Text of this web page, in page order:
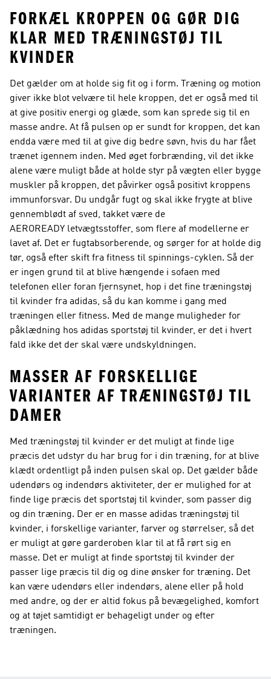
FORKÆL KROPPEN OG GØR DIG
KLAR MED TRÆNINGSTØJ TIL
KVINDER
Det gælder om at holde sig fit og i form. Træning og motion
giver ikke blot velvære til hele kroppen, det er også med til
at give positiv energi og glæde, som kan sprede sig til en
masse andre. At få pulsen op er sundt for kroppen, det kan
endda være med til at give dig bedre søvn, hvis du har fået
trænet igennem inden. Med øget forbrænding, vil det ikke
alene være muligt både at holde styr på vægten eller bygge
muskler på kroppen, det påvirker også positivt kroppens
immunforsvar. Du undgår fugt og skal ikke frygte at blive
gennemblødt af sved, takket være de
AEROREADY letvægtsstoffer, som flere af modellerne er
lavet af. Det er fugtabsorberende, og sørger for at holde dig
tør, også efter skift fra fitness til spinnings-cyklen. Så der
er ingen grund til at blive hængende i sofaen med
telefonen eller foran fjernsynet, hop i det fine træningstøj
til kvinder fra adidas, så du kan komme i gang med
træningen eller fitness. Med de mange muligheder for
påklædning hos adidas sportstøj til kvinder, er det i hvert
fald ikke det der skal være undskyldningen.
MASSER AF FORSKELLIGE
VARIANTER AF TRÆNINGSTØJ TIL
DAMER
Med træningstøj til kvinder er det muligt at finde lige
præcis det udstyr du har brug for i din træning, for at blive
klædt ordentligt på inden pulsen skal op. Det gælder både
udendørs og indendørs aktiviteter, der er mulighed for at
finde lige præcis det sportstøj til kvinder, som passer dig
og din træning. Der er en masse adidas træningstøj til
kvinder, i forskellige varianter, farver og størrelser, så det
er muligt at gøre garderoben klar til at få rørt sig en
masse. Det er muligt at finde sportstøj til kvinder der
passer lige præcis til dig og dine ønsker for træning. Det
kan være udendørs eller indendørs, alene eller på hold
med andre, og der er altid fokus på bevægelighed, komfort
og at tøjet samtidigt er behageligt under og efter
træningen.